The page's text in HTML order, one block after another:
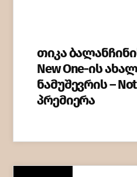
თიკა
New One-ის
ნამუშევრის –
პრემიერა